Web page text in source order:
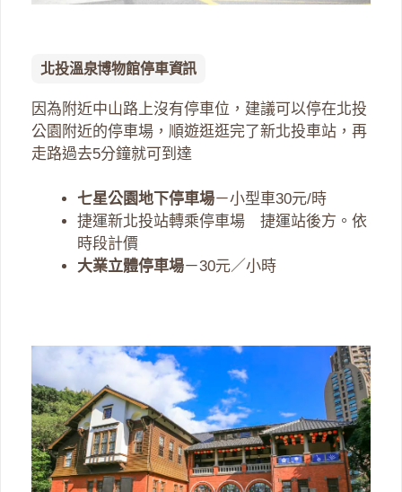
北投溫泉博物館停車資訊
因為附近中山路上沒有停車位，建議可以停在北投
公園附近的停車場，順遊逛逛完了新北投車站，再
走路過去5分鐘就可到達
七星公園地下停車場－小型車30元/時
捷運新北投站轉乘停車場 捷運站後方。依
時段計價
大業立體停車場－30元／小時